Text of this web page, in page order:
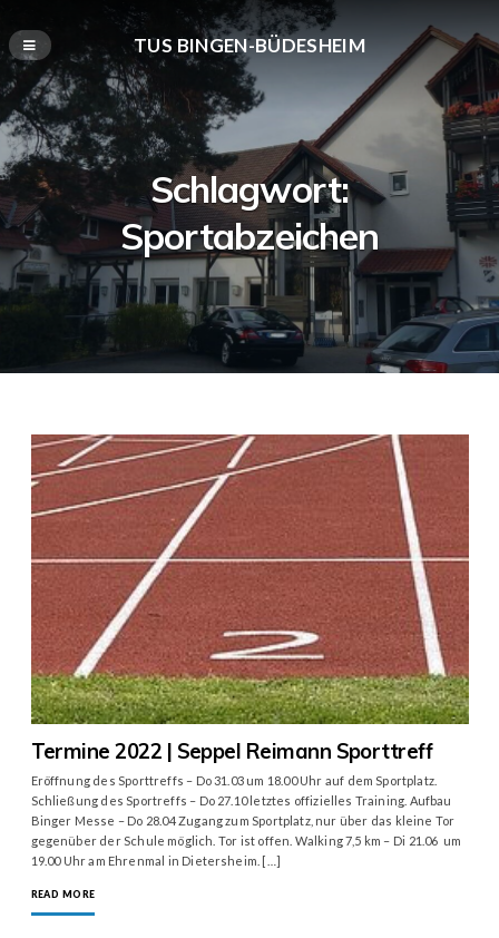
TUS BINGEN-BÜDESHEIM
Schlagwort:
Sportabzeichen
Termine 2022 | Seppel Reimann Sporttreff
Eröffnung des Sporttreffs – Do 31.03 um 18.00 Uhr auf dem Sportplatz.
Schließung des Sportreffs – Do 27.10 letztes offizielles Training. Aufbau
Binger Messe – Do 28.04 Zugang zum Sportplatz, nur über das kleine Tor
gegenüber der Schule möglich. Tor ist offen. Walking 7,5 km – Di 21.06 um
19.00 Uhr am Ehrenmal in Dietersheim. […]
READ MORE